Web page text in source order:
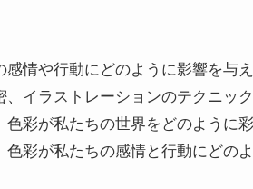
感情や行動にどのように影響を与
、イラストレーションのテクニッ
色彩が私たちの世界をどのように
色彩が私たちの感情と行動にどの